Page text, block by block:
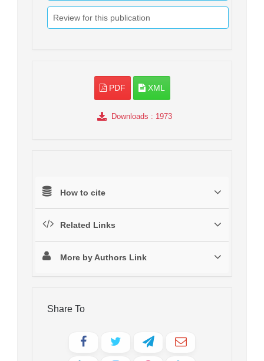
Review for this publication
PDF XML
Downloads : 1973
How to cite
Related Links
More by Authors Link
Share To